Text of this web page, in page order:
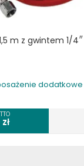
m z gwintem 1/
dodatkowe
zł